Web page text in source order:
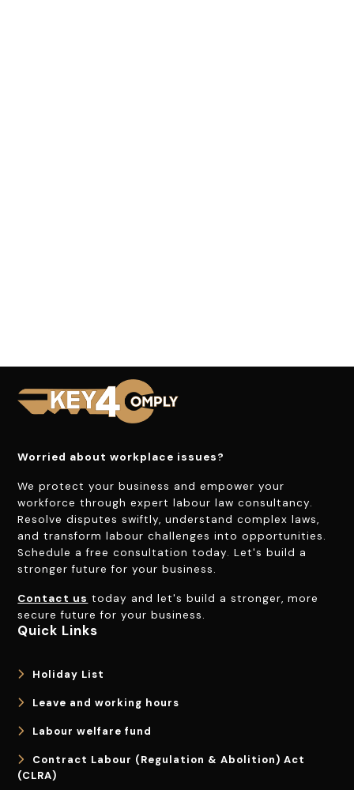
Worried about workplace issues?
We protect your business and empower your
workforce through expert labour law consultancy.
Resolve disputes swiftly, understand complex laws,
and transform labour challenges into opportunities.
Schedule a free consultation today. Let's build a
stronger future for your business.
Contact us today and let's build a stronger, more
secure future for your business.
Quick Links
Holiday List
Leave and working hours
Labour welfare fund
Contract Labour (Regulation & Abolition) Act
(CLRA)